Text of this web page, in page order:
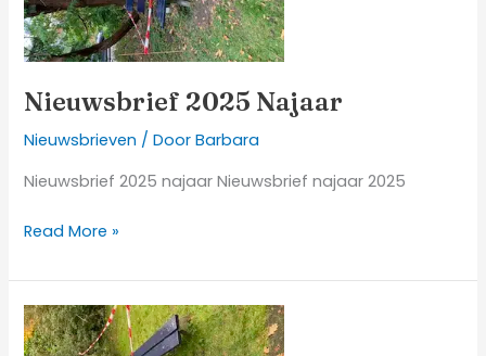
Nieuwsbrief 2025 Najaar
Nieuwsbrieven / DoorBarbara
Nieuwsbrief 2025 najaar Nieuwsbrief najaar 2025
Read More »
Mooi
blauw